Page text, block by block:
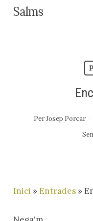
SkipSalms
Per Josep Porcar
Inici »Entrades»